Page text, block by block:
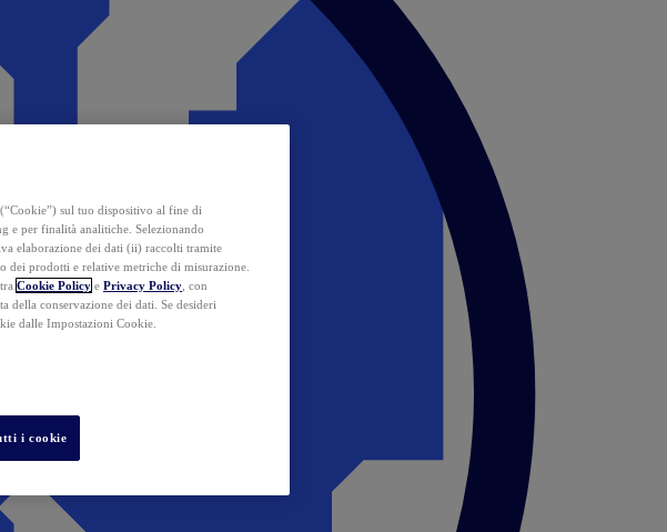
sul tuo dispositivo al fine di
e per finalità analitiche. Selezionando
elaborazione dei dati (ii) raccolti tramite
dei prodotti e relative metriche di misurazione.
Cookie Policy e Privacy Policy , con
della conservazione dei dati. Se desideri
dalle Impostazioni Cookie.
i cookie